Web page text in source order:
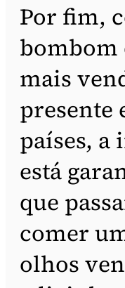
Por fim,
bombom
mais
presente
países, a
está
que
comer
olhos